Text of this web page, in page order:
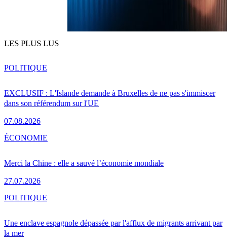
LES PLUS LUS
EXCLUSIF : L'Islande demande à Bruxelles de ne pas s'immiscer
dans son référendum sur l'UE
07.08.2026
POLITIQUE
Merci la Chine : elle a sauvé l’économie mondiale
27.07.2026
ÉCONOMIE
Une enclave espagnole dépassée par l'afflux de migrants arrivant par
la mer
POLITIQUE